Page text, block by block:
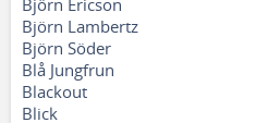
Björn Ericson
Björn Lambertz
Björn Söder
Blå Jungfrun
Blackout
Blick